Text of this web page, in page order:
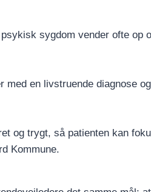
sygdom vender ofte op
en livstruende diagnose
og trygt, så patienten kan
Kommune.